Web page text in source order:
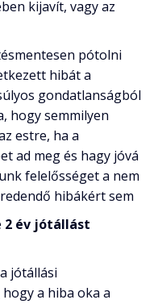
kijavít, vagy az
pótolni
hibát a
gondatlanságból
hogy semmilyen
estre, ha a
ad meg és hagy jóvá
felelősséget a nem
hibákért sem
2 év jótállást
jótállási
a hiba oka a